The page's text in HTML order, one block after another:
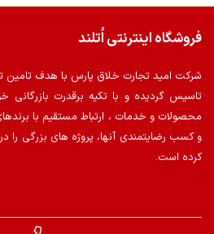
فروشگاه اینترنتی اُتلند
شرکت امید تجارت خلاق پارس با هدف تامین
تاسیس گردیده و با تکیه برقدرت بازرگانی
محصولات و خدمات ، ارتباط مستقیم با
و کسب رضایتمندی آنها، پروژه های بزرگی را
کرده است.